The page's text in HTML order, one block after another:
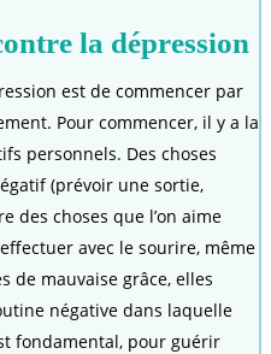
la dépression
est de commencer par
Pour commencer, il y a la
personnels. Des choses
(prévoir une sortie,
des choses que l’on aime
avec le sourire, même
de mauvaise grâce, elles
négative dans laquelle
fondamental, pour guérir